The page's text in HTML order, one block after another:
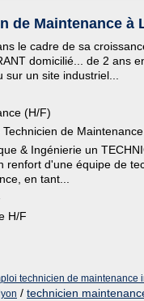
de Maintenance à
le cadre de sa
domicilié... de 2 ans
un site industriel...
(H/F)
de Maintenance
& Ingénierie un
renfort d'une équipe de
en tant...
H/F
technicien de maintenance
/ technicien